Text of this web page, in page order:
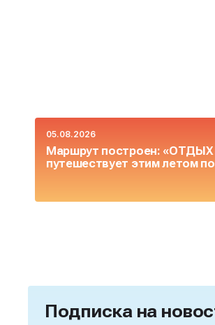
05.08.2026
Маршрут построен: «ОТДЫХ
путешествует этим летом
Подписка на